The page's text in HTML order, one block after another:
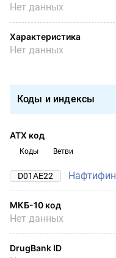
Нет данных
Характеристика
Нет данных
Коды и индексы
АТХ код
Коды Ветви
D01AE22 Нафтифин
МКБ-10 код
Нет данных
DrugBank ID